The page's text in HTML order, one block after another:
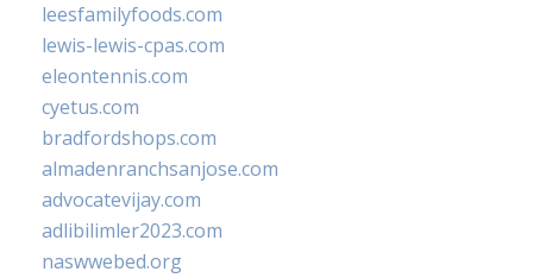
leesfamilyfoods.com
lewis-lewis-cpas.com
eleontennis.com
cyetus.com
bradfordshops.com
almadenranchsanjose.com
advocatevijay.com
adlibilimler2023.com
naswwebed.org